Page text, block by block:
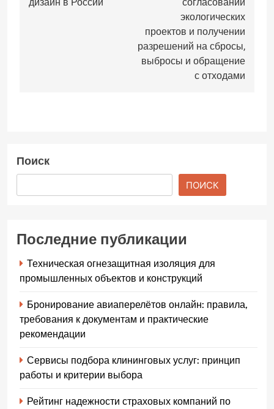
записям
экологических
проектов и получении
разрешений на сбросы,
выбросы и обращение
с отходами
Поиск
ПОИСК
Последние публикации
Техническая огнезащитная изоляция для
промышленных объектов и конструкций
Бронирование авиаперелётов онлайн: правила,
требования к документам и практические
рекомендации
Сервисы подбора клининговых услуг: принцип
работы и критерии выбора
Рейтинг надежности страховых компаний по